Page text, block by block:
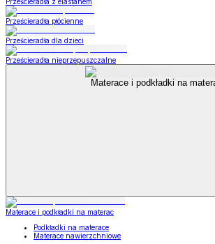
Prześcieradła płócienne
Prześcieradła dla dzieci
Prześcieradła nieprzepuszczalne
Materace i podkładki na
Materace i podkładki na materac
Podkładki na materace
Materace nawierzchniowe